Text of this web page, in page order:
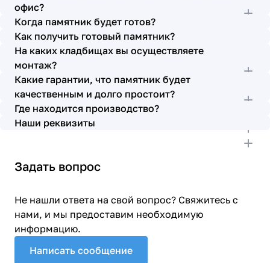
всю технологию, работаю слаженно и
качественно. Я присутствовала при монтаже,
ребят это нисколько не смутило. Они, как и
Елена Николаевна, ответили на все мои вопросы,
которые возникли в процессе. Спасибо.
Выражаю благодарность от имени всей нашей
семьи за выполнение заказа в срок и
качественно. К руководству просьба по-
возможности премировать работников.
офис?
Когда памятник будет готов?
Как получить готовый памятник?
На каких кладбищах вы осуществляете
монтаж?
Какие гарантии, что памятник будет
качественным и долго простоит?
Где находится производство?
Наши реквизиты
Задать вопрос
Не нашли ответа на свой вопрос? Свяжитесь с
нами, и мы предоставим необходимую
информацию.
Написать сообщение